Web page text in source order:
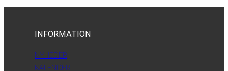
INFORMATION
NYHEDER
KALENDER